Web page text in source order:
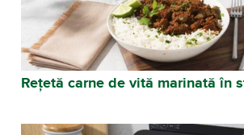
Rețetă carne de vită marinată în